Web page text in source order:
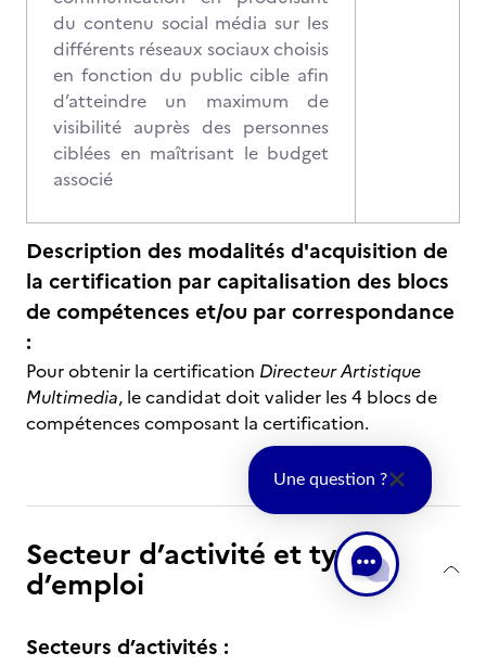
du contenu social média sur les
différents réseaux sociaux choisis
en fonction du public cible afin
d’atteindre un maximum de
visibilité auprès des personnes
ciblées en maîtrisant le budget
associé
Description des modalités d'acquisition de
la certification par capitalisation des blocs
de compétences et/ou par correspondance
:
Pour obtenir la certification Directeur Artistique
Multimedia, le candidat doit valider les 4 blocs de
compétences composant la certification.
Secteur d’activité et type
d’emploi
Secteurs d’activités :
Une question ?